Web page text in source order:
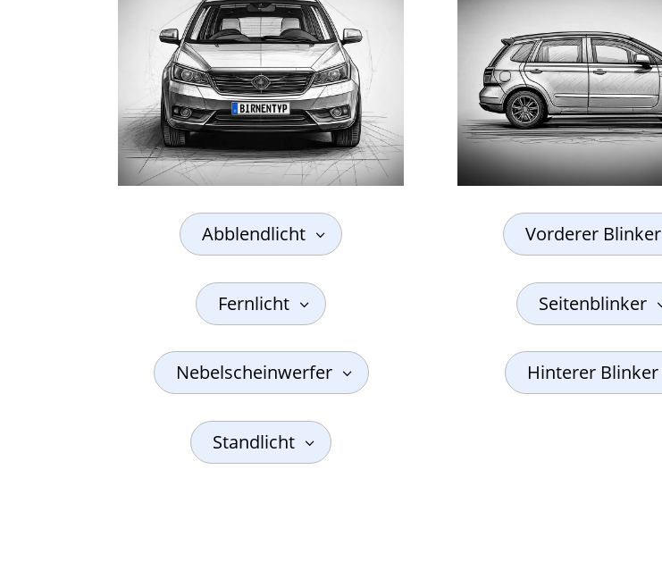
Abblendlicht
Fernlicht
Nebelscheinwerfer
Standlicht
Vorderer Blinker
Seitenblinker
Hinterer Blinker